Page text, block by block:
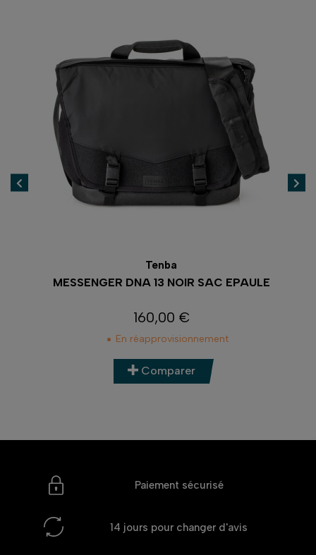
Tenba
MESSENGER DNA 13 NOIR SAC EPAULE
Prix
160,00 €
En réapprovisionnement
Comparer
Paiement sécurisé
14 jours pour changer d'avis